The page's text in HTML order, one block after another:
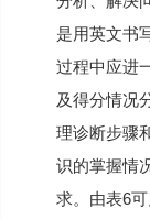
是用英文书
过程中应进
及得分情况
理诊断步骤
识的掌握情
求。由表6